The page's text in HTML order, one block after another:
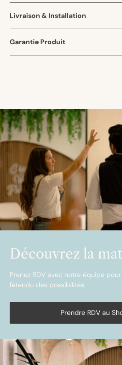
Livraison & Installation
Garantie Produit
Découvrez la
Prenez RDV avec notre équipe
l'étendu des possibilités.
Prendre RDV au